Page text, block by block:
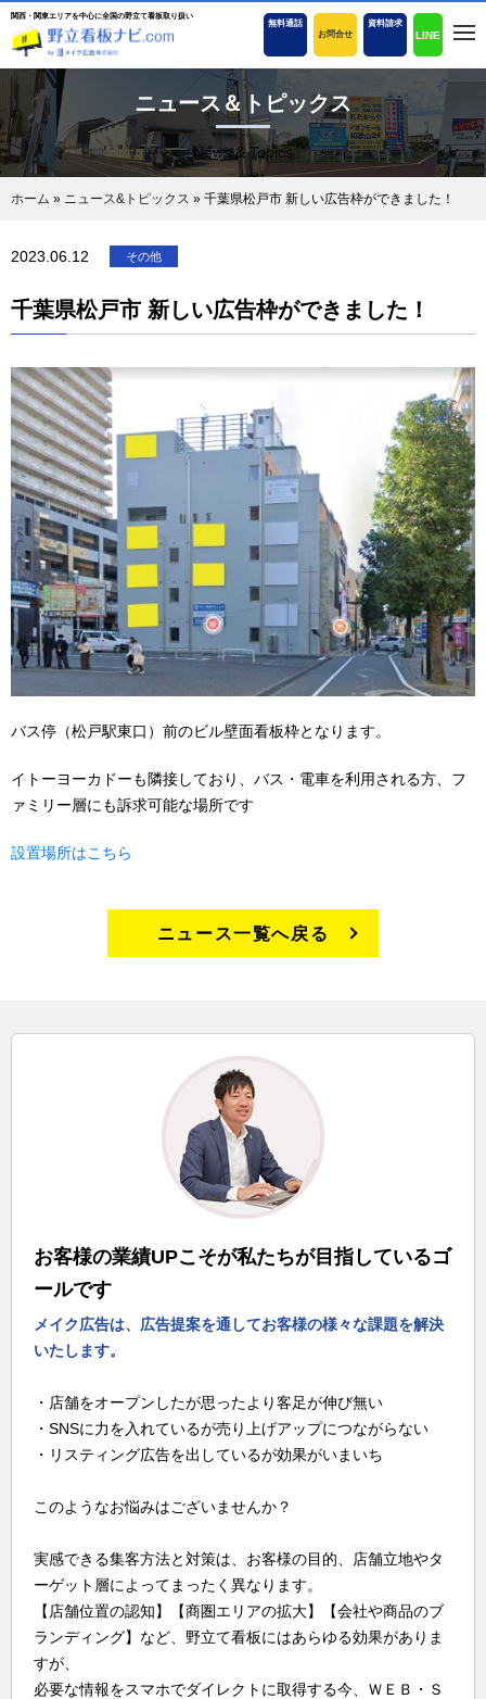
関西・関東エリアを中心に全国の野立て看板取り扱い
無料通話
お問合せ
資料請求
LINE
ニュース＆トピックス
News & Topics
ホーム » ニュース&トピックス » 千葉県松戸市 新しい広告枠ができました！
2023.06.12 その他
千葉県松戸市 新しい広告枠ができました！
バス停（松戸駅東口）前のビル壁面看板枠となります。
イトーヨーカドーも隣接しており、バス・電車を利用される方、フ
ァミリー層にも訴求可能な場所です
設置場所はこちら
ニュース一覧へ戻る
お客様の業績UPこそが私たちが目指しているゴ
ールです
メイク広告は、広告提案を通してお客様の様々な課題を解決
いたします。
・店舗をオープンしたが思ったより客足が伸び無い
・SNSに力を入れているが売り上げアップにつながらない
・リスティング広告を出しているが効果がいまいち
このようなお悩みはございませんか？
実感できる集客方法と対策は、お客様の目的、店舗立地やタ
ーゲット層によってまったく異なります。
【店舗位置の認知】【商圏エリアの拡大】【会社や商品のブ
ランディング】など、野立て看板にはあらゆる効果がありま
すが、
必要な情報をスマホでダイレクトに取得する今、ＷＥＢ・Ｓ